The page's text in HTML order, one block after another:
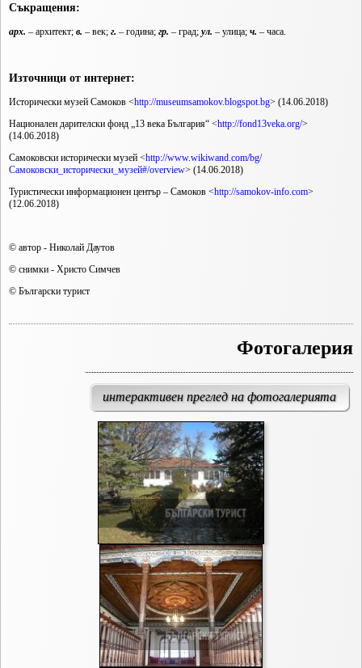
Съкращения:
арх. – архитект; в. – век; г. – година; гр. – град; ул. – улица; ч. – часа.
Източници от интернет:
Исторически музей Самоков <http://museumsamokov.blogspot.bg> (14.06.2018)
Национален дарителски фонд „13 века България“ <http://fond13veka.org/>
(14.06.2018)
Самоковски исторически музей <http://www.wikiwand.com/bg/
Самоковски_исторически_музей#/overview> (14.06.2018)
Туристически информационен център – Самоков <http://samokov-info.com>
(12.06.2018)
© автор - Николай Даутов
© снимки - Христо Симчев
© Български турист
Фотогалерия
интерактивен преглед на фотогалерията